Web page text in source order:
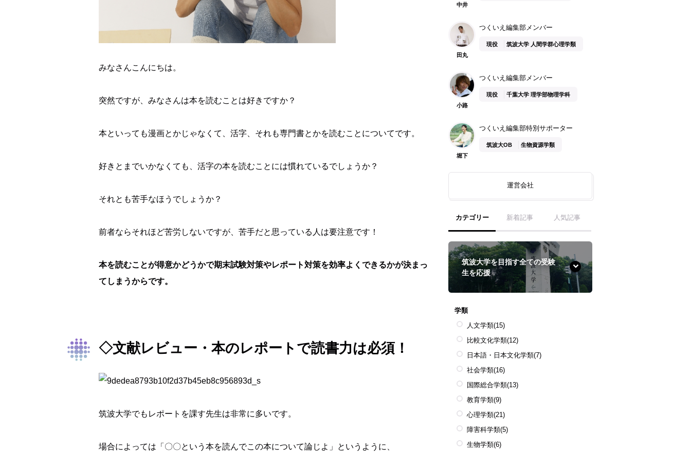
みなさんこんにちは。
突然ですが、みなさんは本を読むことは好きですか？
本といっても漫画とかじゃなくて、活字、それも専門書とかを読むことについてです。
好きとまでいかなくても、活字の本を読むことには慣れているでしょうか？
それとも苦手なほうでしょうか？
前者ならそれほど苦労しないですが、苦手だと思っている人は要注意です！
本を読むことが得意かどうかで期末試験対策やレポート対策を効率よくできるかが決まっ
てしまうからです。
◇文献レビュー・本のレポートで読書力は必須！
筑波大学でもレポートを課す先生は非常に多いです。
場合によっては「〇〇という本を読んでこの本について論じよ」というように、
中井
田丸
つくいえ編集部メンバー
現役 筑波大学 人間学群心理学類
小路
つくいえ編集部メンバー
現役 千葉大学 理学部物理学科
堀下
つくいえ編集部特別サポーター
筑波大OB 生物資源学類
運営会社
カテゴリー 新着記事 人気記事
筑波大学を目指す全ての受験
生を応援
学類
人文学類(15)
比較文化学類(12)
日本語・日本文化学類(7)
社会学類(16)
国際総合学類(13)
教育学類(9)
心理学類(21)
障害科学類(5)
生物学類(6)